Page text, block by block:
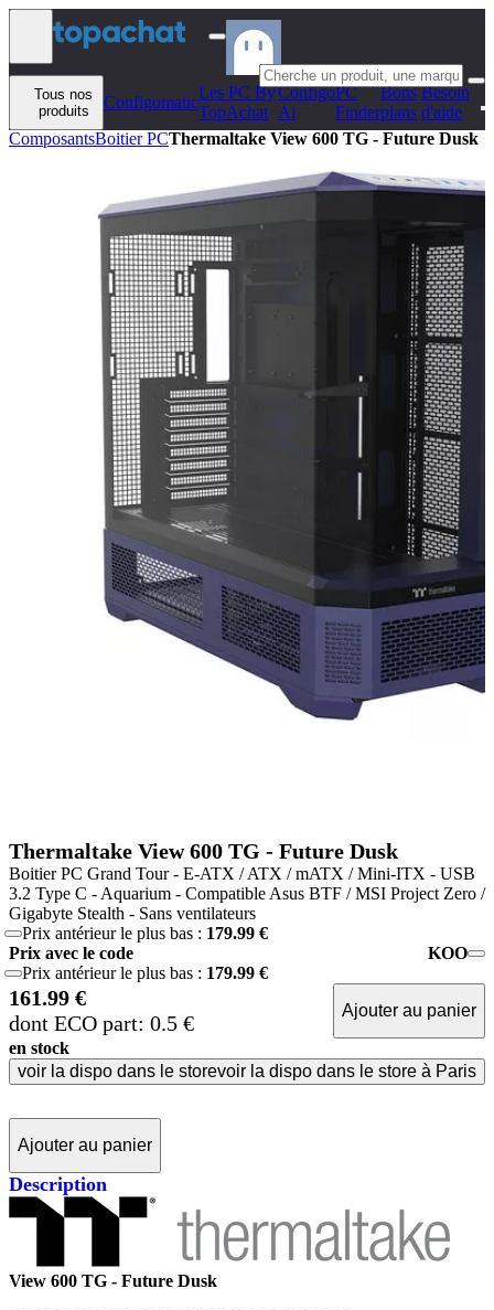
Aller au contenu
Tous nos
produits
Configomatic
Les PC By
TopAchat
Configo
Ai
PC
Finder
Bons
plans
Besoin
d'aide
ComposantsBoitier PCThermaltake View 600 TG - Future Dusk
Thermaltake View 600 TG - Future Dusk
Boitier PC Grand Tour - E-ATX / ATX / mATX / Mini-ITX - USB
3.2 Type C - Aquarium - Compatible Asus BTF / MSI Project Zero /
Gigabyte Stealth - Sans ventilateurs
Prix antérieur le plus bas : 179.99 €
Prix avec le code
KOO
Prix antérieur le plus bas : 179.99 €
161.99 €
dont ECO part: 0.5 €
Ajouter au panier
en stock
voir la dispo dans le storevoir la dispo dans le store à Paris
Ajouter au panier
Description
View 600 TG - Future Dusk